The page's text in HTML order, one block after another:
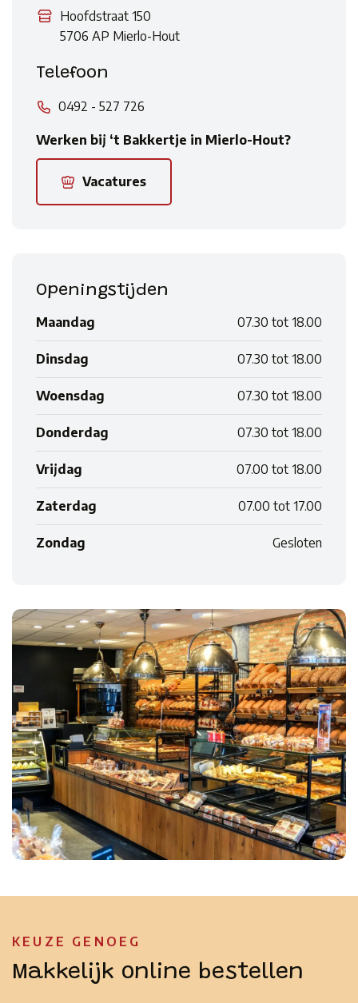
Hoofdstraat 150
5706 AP Mierlo-Hout
Telefoon
0492 - 527 726
Werken bij ‘t Bakkertje in Mierlo-Hout?
Vacatures
Openingstijden
Maandag 07.30 tot 18.00
Dinsdag 07.30 tot 18.00
Woensdag 07.30 tot 18.00
Donderdag 07.30 tot 18.00
Vrijdag 07.00 tot 18.00
Zaterdag 07.00 tot 17.00
Zondag Gesloten
KEUZE GENOEG
Makkelijk online bestellen